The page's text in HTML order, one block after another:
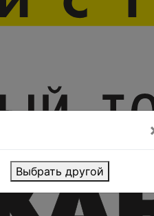
Выбрать другой